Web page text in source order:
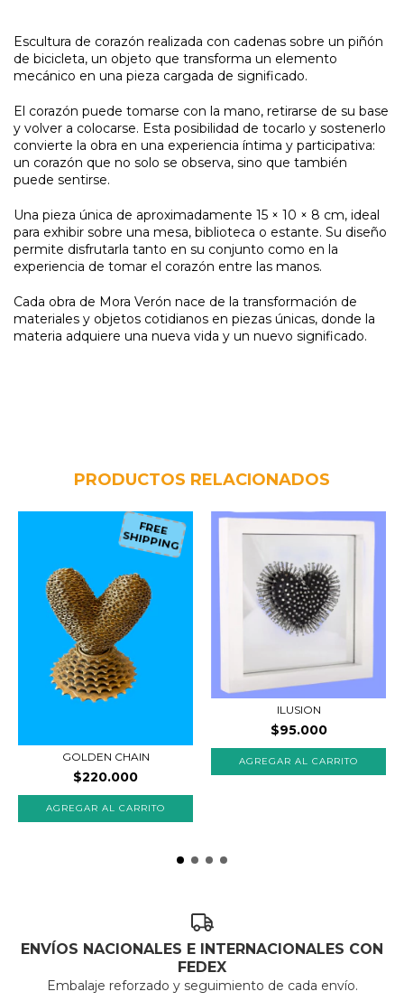
Escultura de corazón realizada con cadenas sobre un piñón
de bicicleta, un objeto que transforma un elemento
mecánico en una pieza cargada de significado.
El corazón puede tomarse con la mano, retirarse de su base
y volver a colocarse. Esta posibilidad de tocarlo y sostenerlo
convierte la obra en una experiencia íntima y participativa:
un corazón que no solo se observa, sino que también
puede sentirse.
Una pieza única de aproximadamente 15 × 10 × 8 cm, ideal
para exhibir sobre una mesa, biblioteca o estante. Su diseño
permite disfrutarla tanto en su conjunto como en la
experiencia de tomar el corazón entre las manos.
Cada obra de Mora Verón nace de la transformación de
materiales y objetos cotidianos en piezas únicas, donde la
materia adquiere una nueva vida y un nuevo significado.
PRODUCTOS RELACIONADOS
FREE
SHIPPING
GOLDEN CHAIN
$220.000
ILUSION
$95.000
ENVÍOS NACIONALES E INTERNACIONALES CON
FEDEX
Embalaje reforzado y seguimiento de cada envío.